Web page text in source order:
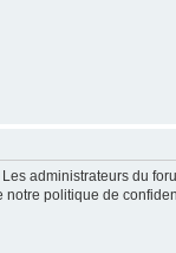
administrateurs du
politique de